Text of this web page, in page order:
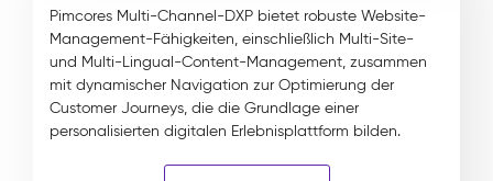
Pimcores Multi-Channel-DXP bietet robuste Website-
Management-Fähigkeiten, einschließlich Multi-Site-
und Multi-Lingual-Content-Management, zusammen
mit dynamischer Navigation zur Optimierung der
Customer Journeys, die die Grundlage einer
personalisierten digitalen Erlebnisplattform bilden.